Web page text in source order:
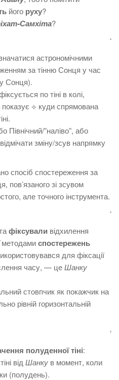
його руху?
Самхіта?
‘
астрономічними
за тінню Сонця у час
Сонця).
по тіні в колі,
⟡ куди спрямована
”наліво”, або
зміну/зсув напрямку
спосіб спостереження за
пов’язаного зі зсувом
але точного інструмента.
‘
фіксували відхилення
методамиспостережень
для фіксації
часу, — цеШанку
стовпчик як покажчик на
рівній горизонтальній
‘
полуденної тіні:
від Шанку в момент, коли
(полудень).